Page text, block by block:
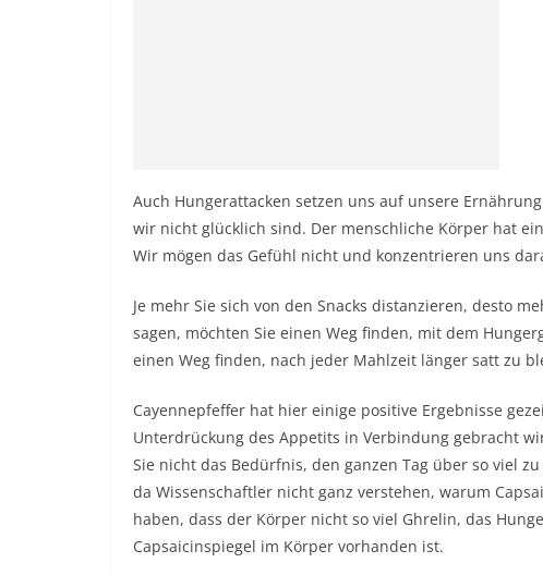
Auch Hungerattacken setzen uns auf unsere
wir nicht glücklich sind. Der menschliche Körper hat
Wir mögen das Gefühl nicht und konzentrieren uns
Je mehr Sie sich von den Snacks distanzieren, desto
sagen, möchten Sie einen Weg finden, mit dem
einen Weg finden, nach jeder Mahlzeit länger satt zu
Cayennepfeffer hat hier einige positive Ergebnisse
Unterdrückung des Appetits in Verbindung gebracht
Sie nicht das Bedürfnis, den ganzen Tag über so viel
da Wissenschaftler nicht ganz verstehen, warum
haben, dass der Körper nicht so viel Ghrelin, das
Capsaicinspiegel im Körper vorhanden ist.